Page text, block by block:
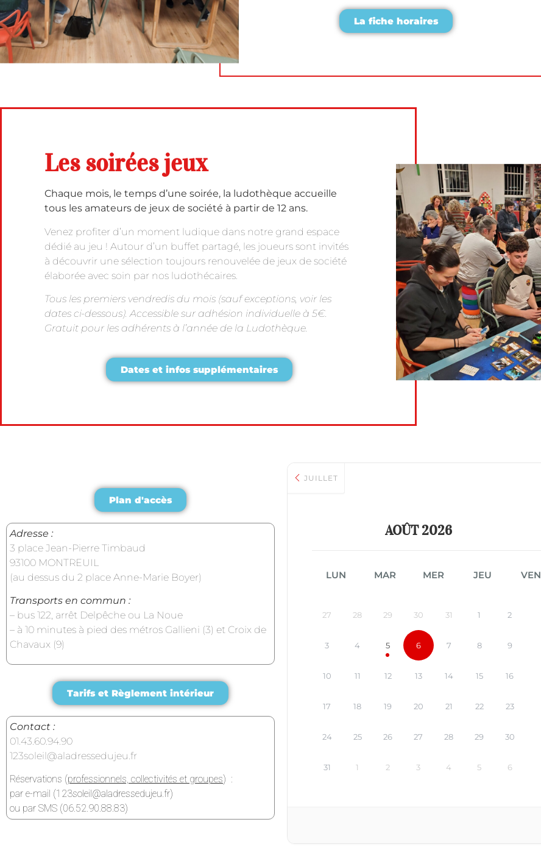
La fiche horaires
Les soirées jeux
Chaque mois, le temps d’une soirée, la ludothèque accueille
tous les amateurs de jeux de société à partir de 12 ans.
Venez profiter d’un moment ludique dans notre grand espace
dédié au jeu ! Autour d’un buffet partagé, les joueurs sont invités
à découvrir une sélection toujours renouvelée de jeux de société
élaborée avec soin par nos ludothécaires.
Tous les premiers vendredis du mois (sauf exceptions, voir les
dates ci-dessous). Accessible sur adhésion individuelle à 5€.
Gratuit pour les adhérents à l’année de la Ludothèque.
Dates et infos supplémentaires
Plan d'accès
Adresse :
3 place Jean-Pierre Timbaud
93100 MONTREUIL
(au dessus du 2 place Anne-Marie Boyer)
Transports en commun :
– bus 122, arrêt Delpêche ou La Noue
– à 10 minutes à pied des métros Gallieni (3) et Croix de
Chavaux (9)
Tarifs et Règlement intérieur
Contact :
01.43.60.94.90
123soleil@aladressedujeu.fr
Réservations (professionnels, collectivités et groupes) :
par e-mail (123soleil@aladressedujeu.fr)
ou par SMS (06.52.90.88.83)
JUILLET
AOÛT 2026
LUN MAR MER JEU VEN
27 28 29 30 31 1 2
3 4 5 6 7 8 9
10 11 12 13 14 15 16
17 18 19 20 21 22 23
24 25 26 27 28 29 30
31 1 2 3 4 5 6